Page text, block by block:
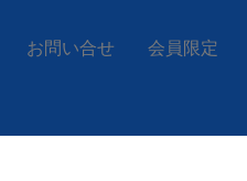
お問い合せ 会員限定